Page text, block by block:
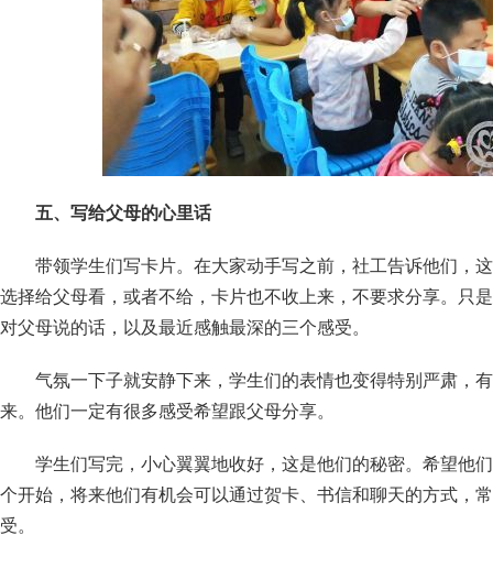
五、写给父母的心里话
带领学生们写卡片。在大家动手写之前，社工告诉他们，
选择给父母看，或者不给，卡片也不收上来，不要求分享。只
对父母说的话，以及最近感触最深的三个感受。
气氛一下子就安静下来，学生们的表情也变得特别严肃，
来。他们一定有很多感受希望跟父母分享。
学生们写完，小心翼翼地收好，这是他们的秘密。希望他
个开始，将来他们有机会可以通过贺卡、书信和聊天的方式，
受。